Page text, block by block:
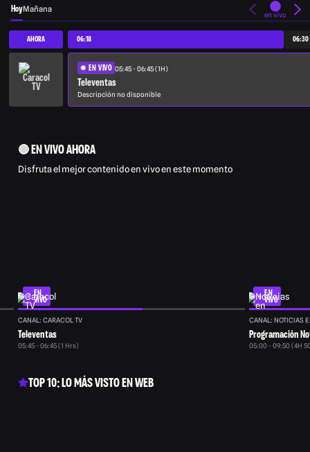
HoyMañana
en vivo
AHORA 06:18 06:30
EN VIVO 05:45 - 06:45 (1H)
Televentas
Descripción no disponible
🔴 EN VIVO AHORA
Disfruta el mejor contenido en vivo en este momento
EN
VIVO
CANAL: CARACOL TV
Televentas
05:45 - 06:45 (1 Hrs)
EN
VIVO
CANAL: NOTICIAS
Programación
05:00 - 09:50 (4H
TOP 10: LO MÁS VISTO EN WEB